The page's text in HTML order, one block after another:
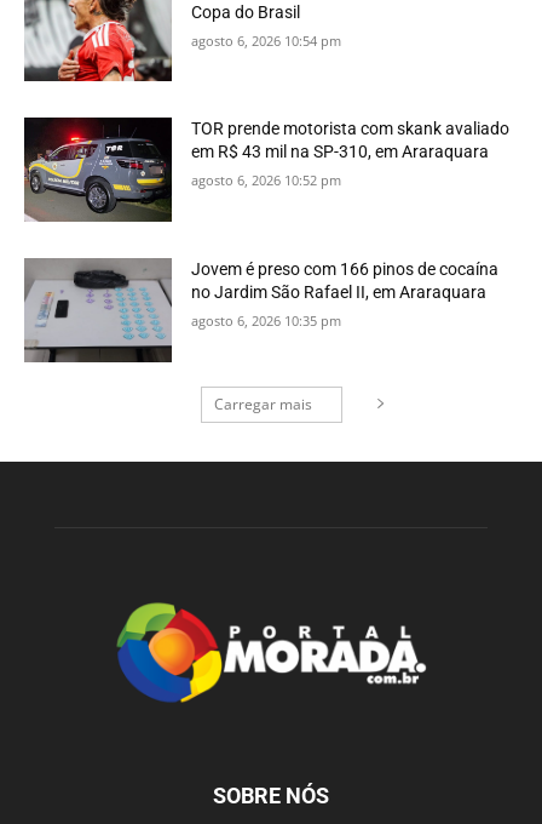
Copa do Brasil
agosto 6, 2026 10:54 pm
TOR prende motorista com skank avaliado
em R$ 43 mil na SP-310, em Araraquara
agosto 6, 2026 10:52 pm
Jovem é preso com 166 pinos de cocaína
no Jardim São Rafael II, em Araraquara
agosto 6, 2026 10:35 pm
Carregar mais
SOBRE NÓS